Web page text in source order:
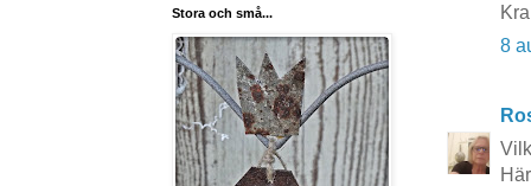
8
Stora och små...